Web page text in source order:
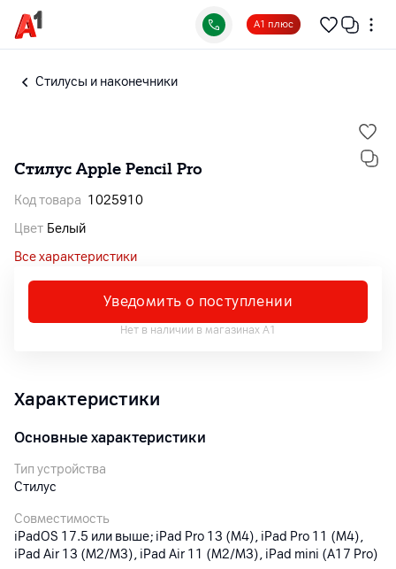
А1 плюс
Стилусы и наконечники
Стилус Apple Pencil Pro
Код товара 1025910
Цвет Белый
Все характеристики
Уведомить о поступлении
Нет в наличии в магазинах А1
Характеристики
Основные характеристики
Тип устройства
Стилус
Совместимость
iPadOS 17.5 или выше; iPad Pro 13 (M4), iPad Pro 11 (M4),
iPad Air 13 (M2/M3), iPad Air 11 (M2/M3), iPad mini (A17 Pro)